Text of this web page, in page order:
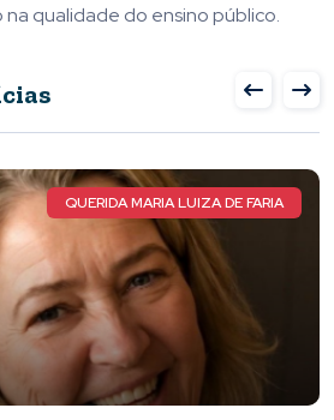
qualidade do ensino público.
ATLETA TOTAL